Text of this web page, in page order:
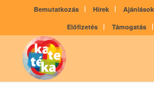
Bemutatkozás Hírek Ajánlások
Előfizetés
Támogatás